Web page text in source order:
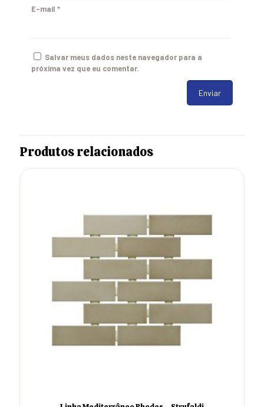
E-mail *
Salvar meus dados neste navegador para a
próxima vez que eu comentar.
Produtos relacionados